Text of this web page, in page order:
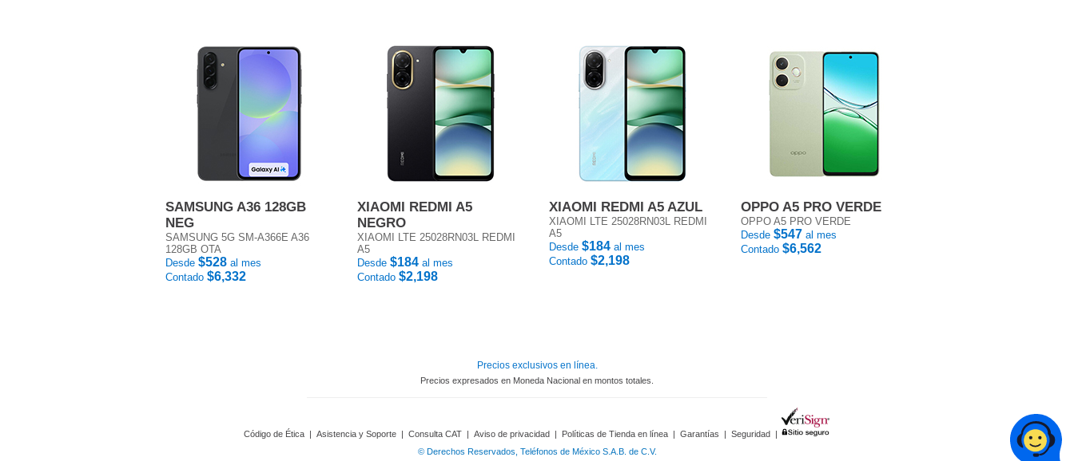
SAMSUNG A36 128GB
NEG
SAMSUNG 5G SM-A366E A36
128GB OTA
Desde $528 al mes
Contado $6,332
XIAOMI REDMI A5
NEGRO
XIAOMI LTE 25028RN03L REDMI
A5
Desde $184 al mes
Contado $2,198
XIAOMI REDMI A5 AZUL
XIAOMI LTE 25028RN03L REDMI
A5
Desde $184 al mes
Contado $2,198
OPPO A5 PRO VERDE
OPPO A5 PRO VERDE
Desde $547 al mes
Contado $6,562
Precios exclusivos en línea.
Precios expresados en Moneda Nacional en montos totales.
Código de Ética | Asistencia y Soporte | Consulta CAT | Aviso de privacidad | Políticas de Tienda en línea | Garantías | Seguridad |
© Derechos Reservados, Teléfonos de México S.A.B. de C.V.